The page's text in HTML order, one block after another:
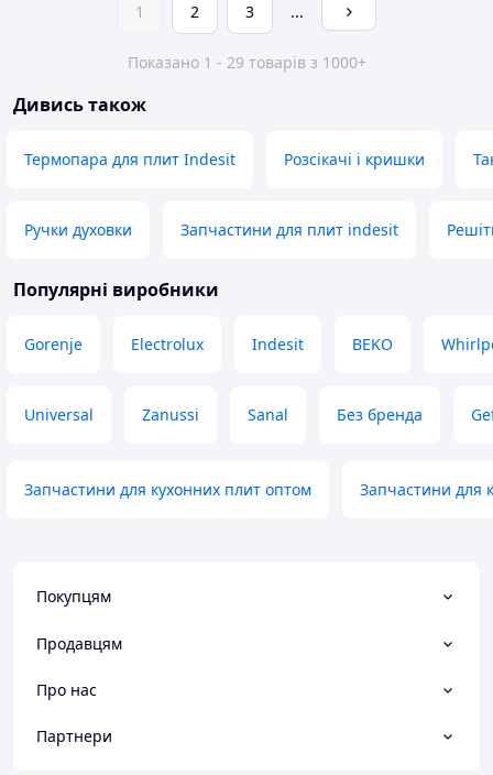
1 2 3 ...
Показано 1 - 29 товарів з 1000+
Дивись також
Термопара для плит Indesit Розсікачі і кришки
Ручки духовки Запчастини для плит indesit
Популярні виробники
Gorenje Electrolux Indesit BEKO
Universal Zanussi Sanal Без бренда
Запчастини для кухонних плит оптом Запчастини для
Покупцям
Продавцям
Про нас
Партнери